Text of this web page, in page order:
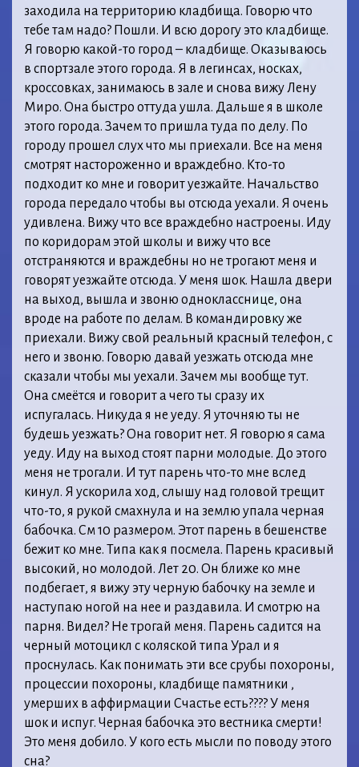
заходила на территорию кладбища. Говорю что
тебе там надо? Пошли. И всю дорогу это кладбище.
Я говорю какой-то город – кладбище. Оказываюсь
в спортзале этого города. Я в легинсах, носках,
кроссовках, занимаюсь в зале и снова вижу Лену
Миро. Она быстро оттуда ушла. Дальше я в школе
этого города. Зачем то пришла туда по делу. По
городу прошел слух что мы приехали. Все на меня
смотрят настороженно и враждебно. Кто-то
подходит ко мне и говорит уезжайте. Начальство
города передало чтобы вы отсюда уехали. Я очень
удивлена. Вижу что все враждебно настроены. Иду
по коридорам этой школы и вижу что все
отстраняются и враждебны но не трогают меня и
говорят уезжайте отсюда. У меня шок. Нашла двери
на выход, вышла и звоню однокласснице, она
вроде на работе по делам. В командировку же
приехали. Вижу свой реальный красный телефон, с
него и звоню. Говорю давай уезжать отсюда мне
сказали чтобы мы уехали. Зачем мы вообще тут.
Она смеётся и говорит а чего ты сразу их
испугалась. Никуда я не уеду. Я уточняю ты не
будешь уезжать? Она говорит нет. Я говорю я сама
уеду. Иду на выход стоят парни молодые. До этого
меня не трогали. И тут парень что-то мне вслед
кинул. Я ускорила ход, слышу над головой трещит
что-то, я рукой смахнула и на землю упала черная
бабочка. См 10 размером. Этот парень в бешенстве
бежит ко мне. Типа как я посмела. Парень красивый
высокий, но молодой. Лет 20. Он ближе ко мне
подбегает, я вижу эту черную бабочку на земле и
наступаю ногой на нее и раздавила. И смотрю на
парня. Видел? Не трогай меня. Парень садится на
черный мотоцикл с коляской типа Урал и я
проснулась. Как понимать эти все срубы похороны,
процессии похороны, кладбище памятники ,
умерших в аффирмации Счастье есть???? У меня
шок и испуг. Черная бабочка это вестника смерти!
Это меня добило. У кого есть мысли по поводу этого
сна?